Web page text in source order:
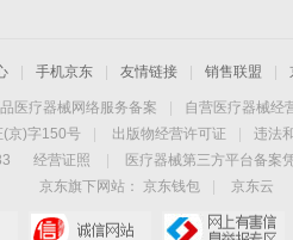
手机京东 友情链接 销售联盟
医疗器械网络服务备案 自营医疗器械经
(京)字150号
出版物经营许可证
违法
经营证照 医疗器械第三方平台备案
京东旗下网站：
京东钱包
京东云